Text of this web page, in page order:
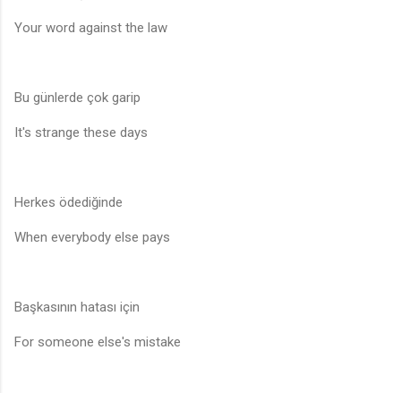
Your word against the law
Bu günlerde çok garip
It's strange these days
Herkes ödediğinde
When everybody else pays
Başkasının hatası için
For someone else's mistake